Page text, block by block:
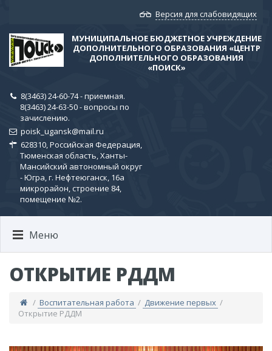
Версия для слабовидящих
МУНИЦИПАЛЬНОЕ БЮДЖЕТНОЕ УЧРЕЖДЕНИЕ
ДОПОЛНИТЕЛЬНОГО ОБРАЗОВАНИЯ «ЦЕНТР
ДОПОЛНИТЕЛЬНОГО ОБРАЗОВАНИЯ
«ПОИСК»
8(3463) 24-60-74 - приемная.
8(3463) 24-63-50 - вопросы по
зачислению.
poisk_ugansk@mail.ru
628310, Российская Федерация,
Тюменская область, Ханты-
Мансийский автономный округ
- Югра, г. Нефтеюганск, 16а
микрорайон, строение 84,
помещение №2.
Меню
ОТКРЫТИЕ РДДМ
/ Воспитательная работа / Движение первых /
Открытие РДДМ